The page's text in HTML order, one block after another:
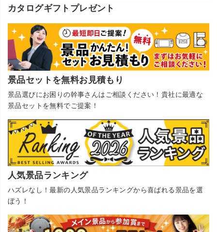
カタログギフトプレゼント
景品セットを無料お見積もり
景品選びにお困りの幹事さんはご相談ください！貴社に最適な
景品セットを無料でご提案！
人気景品ランキング
ハズレなし！最新の人気景品ランキングから喜ばれる景品を選
ぼう！